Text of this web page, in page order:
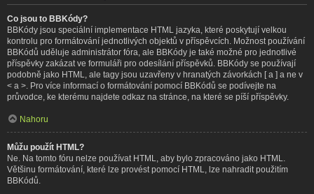
Co jsou to BBKódy?
BBKódy jsou speciální implementace HTML jazyka, které poskytují velkou
kontrolu pro formátování jednotlivých objektů v příspěvcích. Možnost používání
BBKódů uděluje administrátor fóra, ale BBKódy je také možné pro jednotlivé
příspěvky zakázat ve formuláři pro odesílání příspěvků. BBKódy se používají
podobně jako HTML, ale tagy jsou uzavřeny v hranatých závorkách [ a ] a ne v
< a >. Pro více informací o formátování pomocí BBKódů se podívejte na
průvodce, ke kterému najdete odkaz na stránce, na které se píší příspěvky.
Nahoru
Můžu použít HTML?
Ne. Na tomto fóru nelze používat HTML, aby bylo zpracováno jako HTML.
Většinu formátování, které lze provést pomocí HTML, lze nahradit použitím
BBKódů.